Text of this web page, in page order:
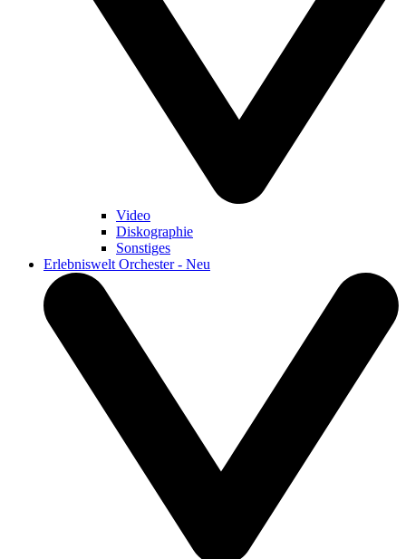
Video
Diskographie
Sonstiges
Erlebniswelt Orchester - Neu